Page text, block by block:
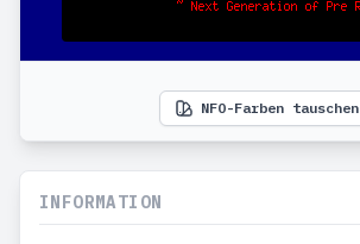
NFO-Farben tauschen
INFORMATION